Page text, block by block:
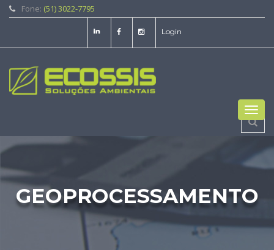
Fone: (51) 3022-7795
Login
GEOPROCESSAMENTO